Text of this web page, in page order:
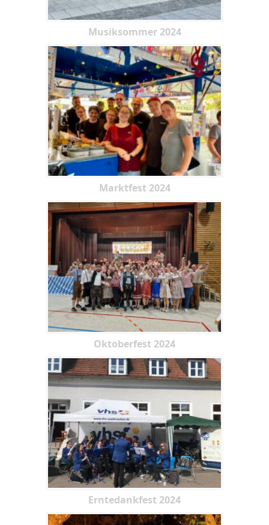
Musiksommer 2024
Marktfest 2024
Oktoberfest 2024
Erntedankfest 2024